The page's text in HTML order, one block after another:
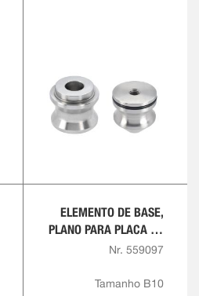
ELEMENTO DE BASE,
PLANO PARA PLACA DE
RANHURA EM T,
Nr. 559097
Tamanho B10